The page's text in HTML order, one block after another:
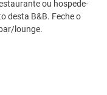
ou hospede-
desta B&B. Feche o
lounge.